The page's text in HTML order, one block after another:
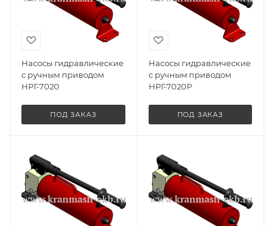
Насосы гидравлические
с ручным приводом
НРГ-7020
ПОД ЗАКАЗ
Насосы гидравлические
с ручным приводом
НРГ-7020Р
ПОД ЗАКАЗ